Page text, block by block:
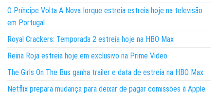
O Príncipe Volta A Nova Iorque estreia estreia hoje na televisão
em Portugal
Royal Crackers: Temporada 2 estreia hoje na HBO Max
Reina Roja estreia hoje em exclusivo na Prime Video
The Girls On The Bus ganha trailer e data de estreia na HBO Max
Netflix prepara mudança para deixar de pagar comissões à Apple